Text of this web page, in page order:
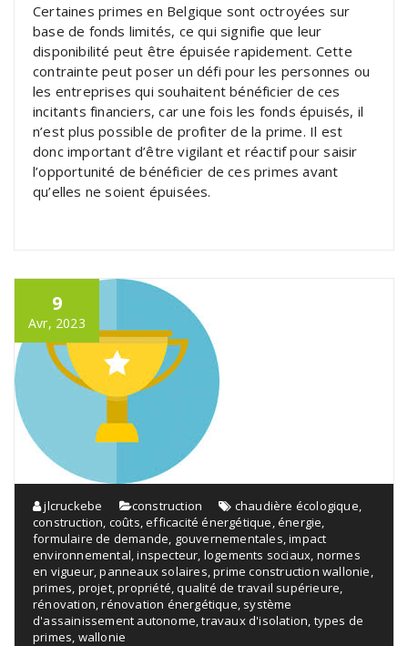
Certaines primes en Belgique sont octroyées sur
base de fonds limités, ce qui signifie que leur
disponibilité peut être épuisée rapidement. Cette
contrainte peut poser un défi pour les personnes ou
les entreprises qui souhaitent bénéficier de ces
incitants financiers, car une fois les fonds épuisés, il
n’est plus possible de profiter de la prime. Il est
donc important d’être vigilant et réactif pour saisir
l’opportunité de bénéficier de ces primes avant
qu’elles ne soient épuisées.
9
Avr, 2023
jlcruckebe construction chaudière écologique
construction coûts ,efficacité énergétique ,énergie
formulaire de demande gouvernementales ,impact
environnemental ,inspecteur logements sociaux normes
en vigueur ,panneaux solaires ,prime construction wallonie
primes projet,propriété ,qualité de travail supérieure
rénovation ,rénovation énergétique système
d'assainissement autonome ,travaux d'isolation types de
primes wallonie